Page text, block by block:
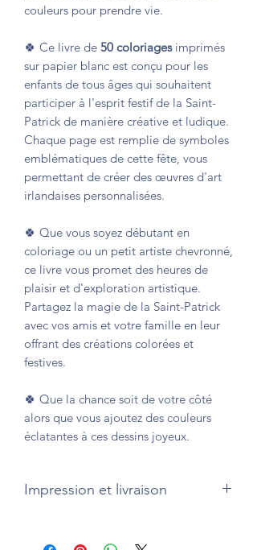
couleurs pour prendre vie.
🍀 Ce livre de 50 coloriages imprimés
sur papier blanc est conçu pour les
enfants de tous âges qui souhaitent
participer à l'esprit festif de la Saint-
Patrick de manière créative et ludique.
Chaque page est remplie de symboles
emblématiques de cette fête, vous
permettant de créer des œuvres d'art
irlandaises personnalisées.
🍀 Que vous soyez débutant en
coloriage ou un petit artiste chevronné,
ce livre vous promet des heures de
plaisir et d'exploration artistique.
Partagez la magie de la Saint-Patrick
avec vos amis et votre famille en leur
offrant des créations colorées et
festives.
🍀 Que la chance soit de votre côté
alors que vous ajoutez des couleurs
éclatantes à ces dessins joyeux.
Impression et livraison
Impression et livraisonen France, au